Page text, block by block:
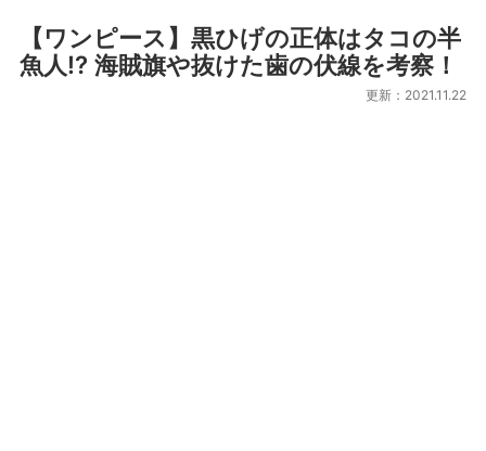
【ワンピース】黒ひげの正体はタコの半
魚人!? 海賊旗や抜けた歯の伏線を考察！
更新：2021.11.22